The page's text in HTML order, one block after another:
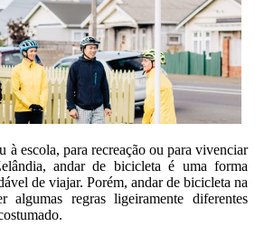
à escola, para recreação ou para vivenciar
andar de bicicleta é uma forma
de viajar. Porém, andar de bicicleta na
algumas regras ligeiramente diferentes